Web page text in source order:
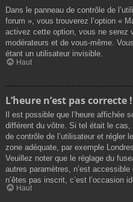
Dans le panneau de contrôle de
forum », vous trouverez l’option «
activez cette option, vous ne serez
modérateurs et de vous-même.
étant un utilisateur invisible.
Haut
L’heure n’est pas correcte !
Il est possible que l’heure affichée
différent du vôtre. Si tel était le
de contrôle de l’utilisateur et régler
zone adéquate, par exemple
Veuillez noter que le réglage du
autres paramètres, n’est
n’êtes pas inscrit, c’est l’occasion
Haut